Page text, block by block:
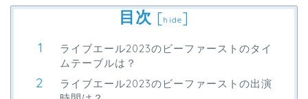
目次 [hide]
ライブエール2023のビーファーストのタイ
ムテーブルは？
ライブエール2023のビーファーストの出演